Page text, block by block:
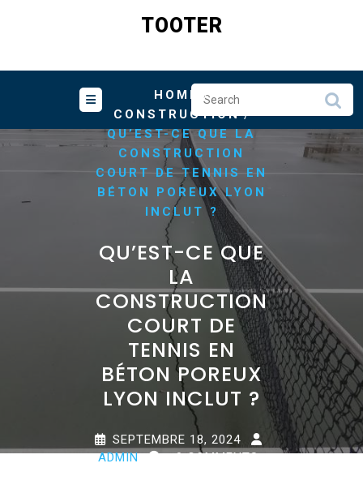
TOOTER
HOME /
CONSTRUCTION/
QU’EST-CE QUE LA
CONSTRUCTION
COURT DE TENNIS EN
BÉTON POREUX LYON
INCLUT ?
QU’EST-CE QUE
LA
CONSTRUCTION
COURT DE
TENNIS EN
BÉTON POREUX
LYON INCLUT ?
SEPTEMBRE 18, 2024
ADMIN
0 COMMENTS